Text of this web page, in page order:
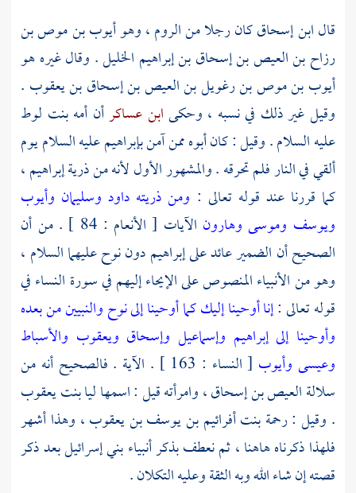
قالابن إسحاقكان رجلا منالروم، وهوأيوب بن موص بن
رزاح بن العيص بن إسحاق بن إبراهيم الخليل. وقال غيره هو
أيوب بن موص بن رغويل بن العيص بن إسحاق بن يعقوب .
وقيل غير ذلك في نسبه ، وحكىابن عساكرأن أمه بنت لوط
عليه السلام . وقيل : كان أبوه ممن آمنبإبراهيمعليه السلام يوم
ألقي في النار فلم تحرقه . والمشهور الأول لأنه من ذريةإبراهيم،
كما قررنا عند قوله تعالى : ومن ذريته داود وسليمان وأيوب
ويوسف وموسى وهارون
الآيات [ الأنعام : 84 ] . من أن
الصحيح أن الضمير عائد علىإبراهيمدوننوحعليهما السلام ،
وهو من الأنبياء المنصوص على الإيحاء إليهم في سورة النساء في
قوله تعالى :إنا أوحينا إليك كما أوحينا إلى نوح والنبيين من بعده
وأوحينا إلى إبراهيم وإسماعيل وإسحاق ويعقوب والأسباط
وعيسى وأيوب
[ النساء : 163 ] . الآية . فالصحيح أنه من
سلالةالعيص بن إسحاق، وامرأته قيل : اسمهاليا بنت يعقوب
. وقيل :رحمة بنت أفرائيم بن يوسف بن يعقوب، وهذا أشهر
فلهذا ذكرناه هاهنا ، ثم نعطف بذكر أنبياءبني إسرائيلبعد ذكر
قصته إن شاء الله وبه الثقة وعليه التكلان .